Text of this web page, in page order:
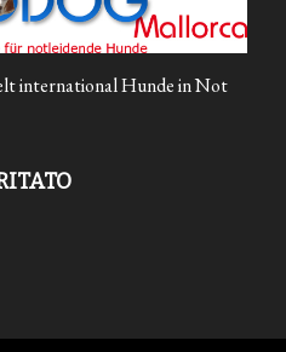
international Hunde in Not